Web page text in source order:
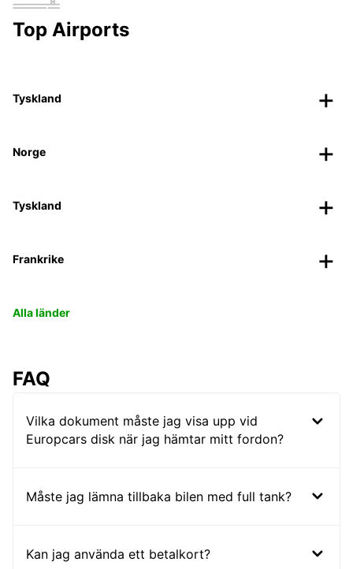
Top Airports
Tyskland
Norge
Tyskland
Frankrike
Alla länder
FAQ
Vilka dokument måste jag visa upp vid
Europcars disk när jag hämtar mitt fordon?
Måste jag lämna tillbaka bilen med full tank?
Kan jag använda ett betalkort?